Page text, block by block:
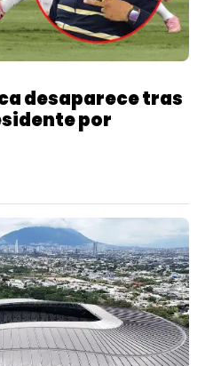
desaparece tras
por